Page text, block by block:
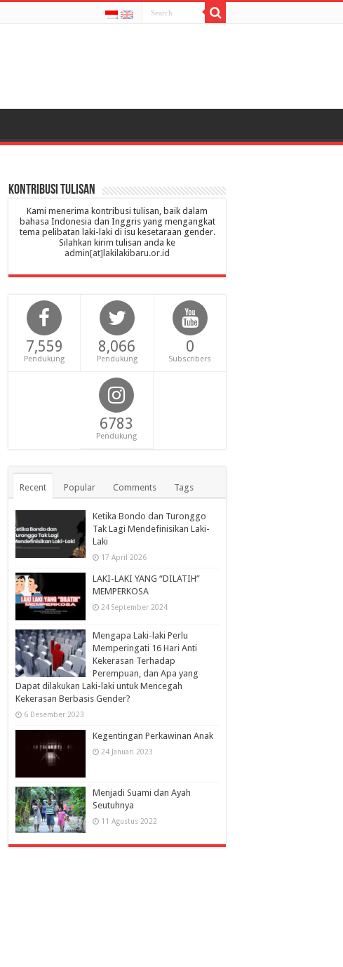
Kontribusi Tulisan
Kami menerima kontribusi tulisan, baik dalam
bahasa Indonesia dan Inggris yang mengangkat
tema pelibatan laki-laki di isu kesetaraan gender.
Silahkan kirim tulisan anda ke
admin[at]lakilakibaru.or.id
7,559
Pendukung
8,066
Pendukung
0
Subscribers
6783
Pendukung
Recent Popular Comments Tags
Ketika Bondo dan Turonggo
Tak Lagi Mendefinisikan Laki-
Laki
17 April 2026
LAKI-LAKI YANG “DILATIH”
MEMPERKOSA
24 September 2024
Mengapa Laki-laki Perlu
Memperingati 16 Hari Anti
Kekerasan Terhadap
Perempuan, dan Apa yang
Dapat dilakukan Laki-laki untuk Mencegah
Kekerasan Berbasis Gender?
6 Desember 2023
Kegentingan Perkawinan Anak
24 Januari 2023
Menjadi Suami dan Ayah
Seutuhnya
11 Agustus 2022